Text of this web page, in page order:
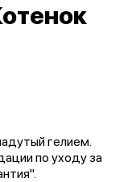
гелием.
по уходу за